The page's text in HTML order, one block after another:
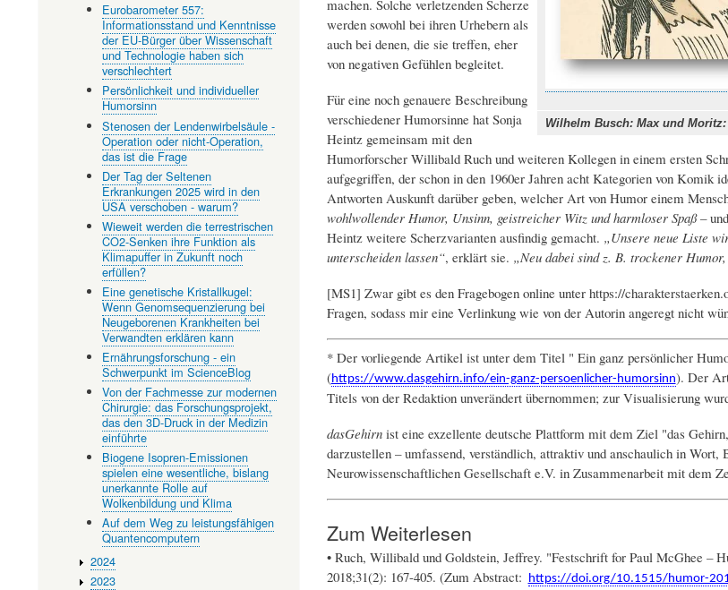
Wilhelm Busch: Max und
machen. Solche verletzenden Scherze
werden sowohl bei ihren Urhebern als
auch bei denen, die sie treffen, eher
von negativen Gefühlen begleitet.
Für eine noch genauere Beschreibung
verschiedener Humorsinne hat Sonja
Heintz gemeinsam mit den
Humorforscher Willibald Ruch und weiteren Kollegen in einem ersten
aufgegriffen, der schon in den 1960er Jahren acht Kategorien von Komik
Antworten Auskunft darüber geben, welcher Art von Humor einem
wohlwollender Humor, Unsinn, geistreicher Witz und harmloser Spaß–
Heintz weitere Scherzvarianten ausfindig gemacht. „Unsere neue Liste
unterscheiden lassen“, erklärt sie. „Neu dabei sind z. B. trockener
[MS1] Zwar gibt es den Fragebogen online unter https://
Fragen, sodass mir eine Verlinkung wie von der Autorin angeregt nicht
* Der vorliegende Artikel ist unter dem Titel " Ein ganz persönlicher
(https://www.dasgehirn.info/ein-ganz-persoenlicher-humorsinn). Der
Titels von der Redaktion unverändert übernommen; zur Visualisierung
dasGehirnist eine exzellente deutsche Plattform mit dem Ziel "das
darzustellen – umfassend, verständlich, attraktiv und anschaulich in
Neurowissenschaftlichen Gesellschaft e.V. in Zusammenarbeit mit dem
Zum Weiterlesen
• Ruch, Willibald und Goldstein, Jeffrey. "Festschrift for Paul McGhee –
2018;31(2): 167-405. (Zum Abstract: https://doi.org/10.1515/humor-
Eurobarometer 557:
Informationsstand und Kenntnisse
der EU-Bürger über Wissenschaft
und Technologie haben sich
verschlechtert
Persönlichkeit und individueller
Humorsinn
Stenosen der Lendenwirbelsäule -
Operation oder nicht-Operation,
das ist die Frage
Der Tag der Seltenen
Erkrankungen 2025 wird in den
USA verschoben - warum?
Wieweit werden die terrestrischen
CO2-Senken ihre Funktion als
Klimapuffer in Zukunft noch
erfüllen?
Eine genetische Kristallkugel:
Wenn Genomsequenzierung bei
Neugeborenen Krankheiten bei
Verwandten erklären kann
Ernährungsforschung - ein
Schwerpunkt im ScienceBlog
Von der Fachmesse zur modernen
Chirurgie: das Forschungsprojekt,
das den 3D-Druck in der Medizin
einführte
Biogene Isopren-Emissionen
spielen eine wesentliche, bislang
unerkannte Rolle auf
Wolkenbildung und Klima
Auf dem Weg zu leistungsfähigen
Quantencomputern
2024
2023